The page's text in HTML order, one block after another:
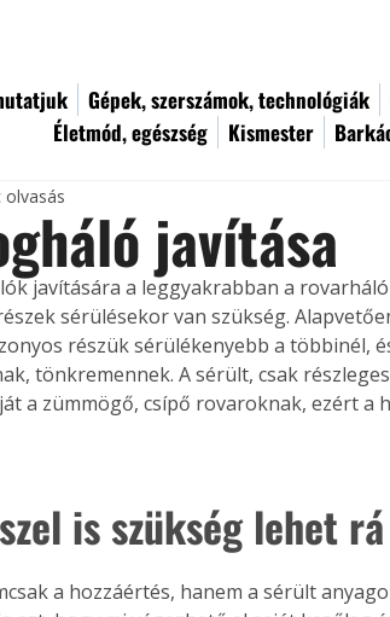
Gépek, szerszámok, technológiák
Életmód, egészség
Kismester
javítása
olvasás
javítására a leggyakrabban a
sérülésekor van szükség.
részük sérülékenyebb a többinél,
tönkremennek. A sérült, csak
a zümmögő, csípő rovaroknak, ezért a
is szükség lehet rá
a hozzáértés, hanem a sérült